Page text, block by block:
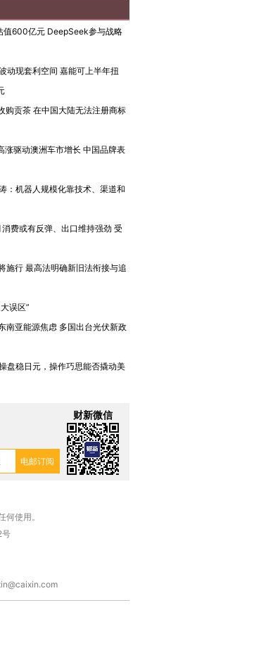
粒摇头丸 尿检体内含3种
毒品
度Z世代 用街头抗争将教
有意思的生活方式·第三对
住三大增长引擎是什么？
值600亿元 DeepSeek参与战略
动现套利空间 嘉能可上半年扭
购贡茶 在中国大陆无法注册商标
涨驱动澳洲车市增长 中国品牌表
：机器人规模化靠技术、渠道和
费或有反弹、出口维持强劲 受
施行 最高法明确新旧法衔接与追
误区”
南亚能源焦虑 多国出台光伏新政
盘稳日元，操作巧思能否撬动美
财新微信
使用。